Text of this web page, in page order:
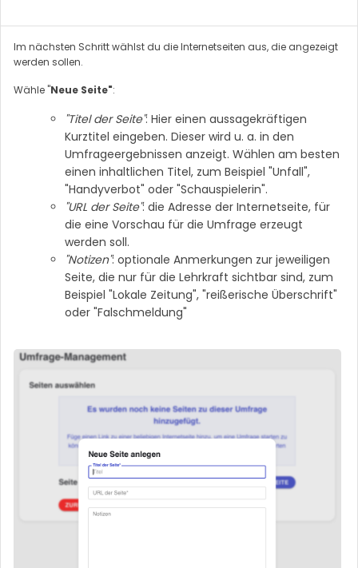
Im nächsten Schritt wählst du die Internetseiten aus, die angezeigt
werden sollen.
Wähle "Neue Seite":
"Titel der Seite": Hier einen aussagekräftigen
Kurztitel eingeben. Dieser wird u. a. in den
Umfrageergebnissen anzeigt. Wählen am besten
einen inhaltlichen Titel, zum Beispiel "Unfall",
"Handyverbot" oder "Schauspielerin".
"URL der Seite": die Adresse der Internetseite, für
die eine Vorschau für die Umfrage erzeugt
werden soll.
"Notizen": optionale Anmerkungen zur jeweiligen
Seite, die nur für die Lehrkraft sichtbar sind, zum
Beispiel "Lokale Zeitung", "reißerische Überschrift"
oder "Falschmeldung"